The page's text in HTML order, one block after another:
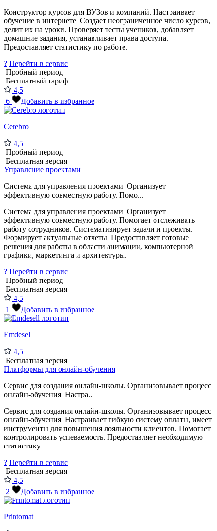
Конструктор курсов для ВУЗов и компаний. Настраивает
обучение в интернете. Создает неограниченное число курсов,
делит их на уроки. Проверяет тесты учеников, добавляет
домашние задания, устанавливает права доступа.
Предоставляет статистику по работе.
? Перейти в сервис
Пробный период
Бесплатный тариф
4,5
6
Добавить в избранное
Cerebro
4,5
Пробный период
Бесплатная версия
Управление проектами
Система для управления проектами. Организует
эффективную совместную работу. Помо...
Система для управления проектами. Организует
эффективную совместную работу. Помогает отслеживать
работу сотрудников. Систематизирует задачи и проекты.
Формирует актуальные отчеты. Предоставляет готовые
решения для работы в области анимации, компьютерной
графики, маркетинга и архитектуры.
? Перейти в сервис
Пробный период
Бесплатная версия
4,5
1
Добавить в избранное
Emdesell
4,5
Бесплатная версия
Платформы для онлайн-обучения
Сервис для создания онлайн-школы. Организовывает процесс
онлайн-обучения. Настра...
Сервис для создания онлайн-школы. Организовывает процесс
онлайн-обучения. Настраивает гибкую систему оплаты, имеет
инструменты для повышения лояльности клиентов. Помогает
контролировать успеваемость. Предоставляет необходимую
статистику.
? Перейти в сервис
Бесплатная версия
4,5
2
Добавить в избранное
Printomat